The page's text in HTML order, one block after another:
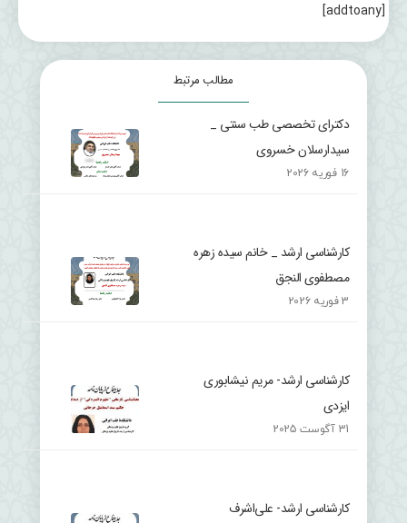
[addtoany]
مطالب مرتبط
دکترای تخصصی طب سنتی _
سیدارسلان خسروی
16 فوریه 2026
کارشناسی ارشد _ خانم سیده زهره
مصطفوی النجق
3 فوریه 2026
کارشناسی ارشد- مریم نیشابوری
ایزدی
31 آگوست 2025
کارشناسی ارشد- علی‌اشرف